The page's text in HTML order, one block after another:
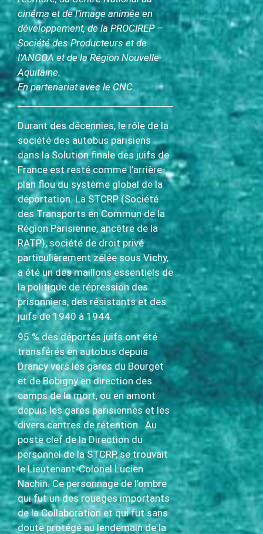
cinéma et de l’image animée en
développement, de la PROCIREP –
Société des Producteurs et de
l’ANGOA et de la Région Nouvelle-
Aquitaine.
En partenariat avec le CNC.
Durant des décennies, le rôle de la
société des autobus parisiens
dans la Solution finale des juifs de
France est resté comme l’arrière-
plan flou du système global de la
déportation. La STCRP (Société
des Transports en Commun de la
Région Parisienne, ancêtre de la
RATP), société de droit privé
particulièrement zélée sous Vichy,
a été un des maillons essentiels de
la politique de répression des
prisonniers, des résistants et des
juifs de 1940 à 1944.
95 % des déportés juifs ont été
transférés en autobus depuis
Drancy vers les gares du Bourget
et de Bobigny en direction des
camps de la mort, ou en amont
depuis les gares parisiennes et les
divers centres de rétention. Au
poste clef de la Direction du
personnel de la STCRP, se trouvait
le Lieutenant-Colonel Lucien
Nachin. Ce personnage de l’ombre
qui fut un des rouages importants
de la Collaboration et qui fut sans
doute protégé au lendemain de la